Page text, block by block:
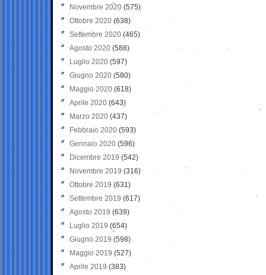
Novembre 2020 (575)
Ottobre 2020 (638)
Settembre 2020(465)
Agosto 2020 (588)
Luglio 2020 (597)
Giugno 2020 (580)
Maggio 2020 (618)
Aprile 2020 (643)
Marzo 2020 (437)
Febbraio 2020 (593)
Gennaio 2020 (596)
Dicembre 2019 (542)
Novembre 2019 (316)
Ottobre 2019 (631)
Settembre 2019 (617)
Agosto 2019 (639)
Luglio 2019 (654)
Giugno 2019 (598)
Maggio 2019 (527)
Aprile 2019 (383)